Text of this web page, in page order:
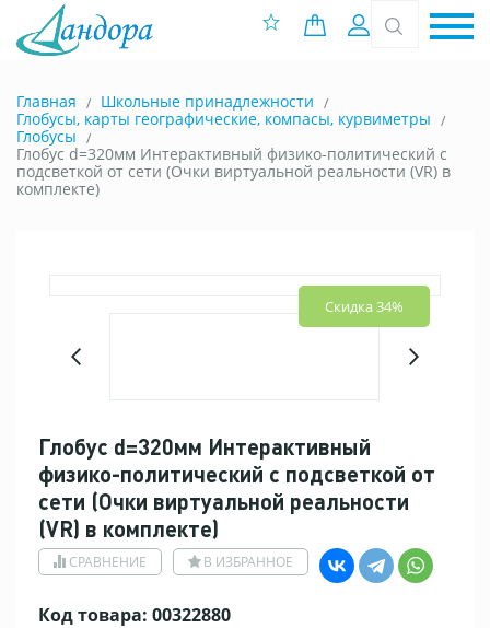
0 позиций
Вход
Главная
Школьные принадлежности
Глобусы, карты географические, компасы, курвиметры
Глобусы
Глобус d=320мм Интерактивный физико-политический с
подсветкой от сети (Очки виртуальной реальности (VR) в
комплекте)
Скидка 34%
Глобус d=320мм Интерактивный
физико-политический с подсветкой от
сети (Очки виртуальной реальности
(VR) в комплекте)
СРАВНЕНИЕ В ИЗБРАННОЕ
Код товара: 00322880